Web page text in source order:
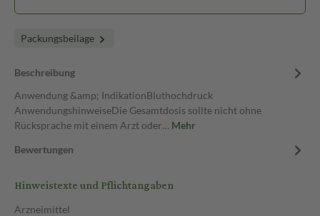
Packungsbeilage
Beschreibung
Anwendung &amp; IndikationBluthochdruck
AnwendungshinweiseDie Gesamtdosis sollte nicht ohne
Rücksprache mit einem Arzt oder… Mehr
Bewertungen
Hinweistexte und Pflichtangaben
Arzneimittel